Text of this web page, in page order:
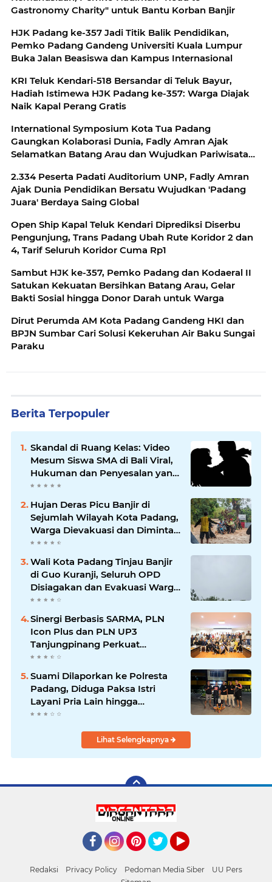
Gastronomy Charity" untuk Bantu Korban Banjir
HJK Padang ke-357 Jadi Titik Balik Pendidikan,
Pemko Padang Gandeng Universiti Kuala Lumpur
Buka Jalan Beasiswa dan Kampus Internasional
KRI Teluk Kendari-518 Bersandar di Teluk Bayur,
Hadiah Istimewa HJK Padang ke-357: Warga Diajak
Naik Kapal Perang Gratis
International Symposium Kota Tua Padang
Gaungkan Kolaborasi Dunia, Fadly Amran Ajak
Selamatkan Batang Arau dan Wujudkan Pariwisata
2.334 Peserta Padati Auditorium UNP, Fadly Amran
Ajak Dunia Pendidikan Bersatu Wujudkan 'Padang
Juara' Berdaya Saing Global
Open Ship Kapal Teluk Kendari Diprediksi Diserbu
Pengunjung, Trans Padang Ubah Rute Koridor 2 dan
4, Tarif Seluruh Koridor Cuma Rp1
Sambut HJK ke-357, Pemko Padang dan Kodaeral II
Satukan Kekuatan Bersihkan Batang Arau, Gelar
Bakti Sosial hingga Donor Darah untuk Warga
Dirut Perumda AM Kota Padang Gandeng HKI dan
BPJN Sumbar Cari Solusi Kekeruhan Air Baku Sungai
Paraku
Berita Terpopuler
Skandal di Ruang Kelas: Video
Mesum Siswa SMA di Bali Viral,
Hukuman dan Penyesalan yang
Mengikuti
Hujan Deras Picu Banjir di
Sejumlah Wilayah Kota Padang,
Warga Dievakuasi dan Diminta
Waspada Banjir Susulan
Wali Kota Padang Tinjau Banjir
di Guo Kuranji, Seluruh OPD
Disiagakan dan Evakuasi Warga
Dipercepat
Sinergi Berbasis SARMA, PLN
Icon Plus dan PLN UP3
Tanjungpinang Perkuat
Kolaborasi Strategis
Suami Dilaporkan ke Polresta
Padang, Diduga Paksa Istri
Layani Pria Lain hingga
Berulang Kali
Lihat Selengkapnya
Redaksi Privacy Policy Pedoman Media Siber
UU Pers